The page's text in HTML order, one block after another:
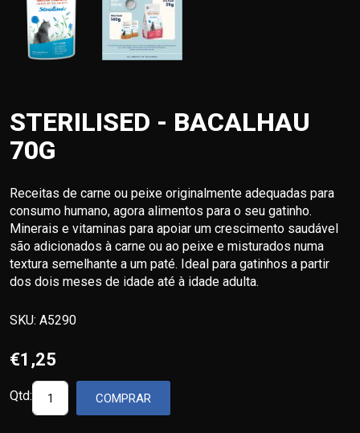
STERILISED - BACALHAU
70G
Receitas de carne ou peixe originalmente adequadas para
consumo humano, agora alimentos para o seu gatinho.
Minerais e vitaminas para apoiar um crescimento saudável
são adicionados à carne ou ao peixe e misturados numa
textura semelhante a um paté. Ideal para gatinhos a partir
dos dois meses de idade até à idade adulta.
SKU: A5290
€1,25
Qtd: COMPRAR